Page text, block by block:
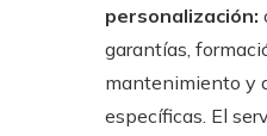
personalización:
garantías,
mantenimiento y
específicas. El